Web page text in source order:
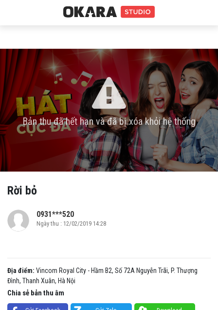
Bản thu đã hết hạn và đã bị xóa khỏi hệ thống
Rời bỏ
0931***520
Ngày thu : 12/02/2019 14:28
Địa điểm: Vincom Royal City - Hầm B2, Số 72A Nguyễn Trãi, P. Thượng
Đình, Thanh Xuân, Hà Nội
Chia sẻ bản thu âm